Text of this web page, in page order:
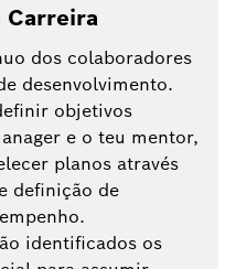
Carreira
dos colaboradores
desenvolvimento.
objetivos
e o teu mentor,
planos através
definição de
identificados os